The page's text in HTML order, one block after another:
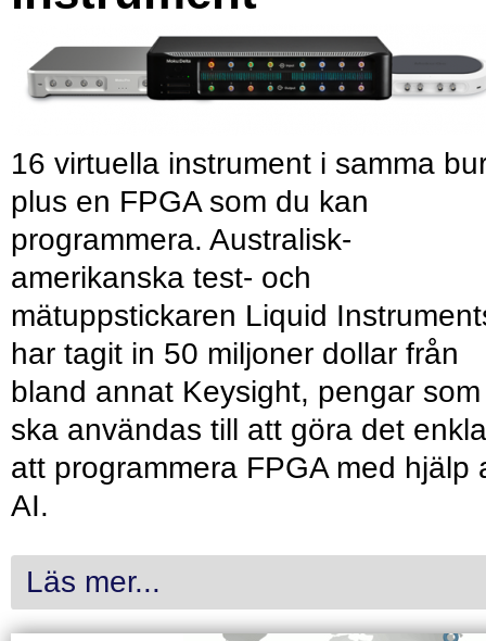
16 virtuella instrument i samma
plus en FPGA som du kan
programmera. Australisk-
amerikanska test- och
mätuppstickaren Liquid
har tagit in 50 miljoner dollar från
bland annat Keysight, pengar som
ska användas till att göra det
att programmera FPGA med hjälp
AI.
Läs mer...